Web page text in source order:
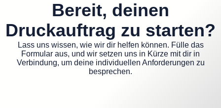
Bereit, deinen
Druckauftrag zu starten?
Lass uns wissen, wie wir dir helfen können. Fülle das
Formular aus, und wir setzen uns in Kürze mit dir in
Verbindung, um deine individuellen Anforderungen zu
besprechen.